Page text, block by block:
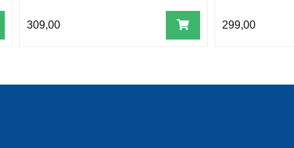
309,00 299,00